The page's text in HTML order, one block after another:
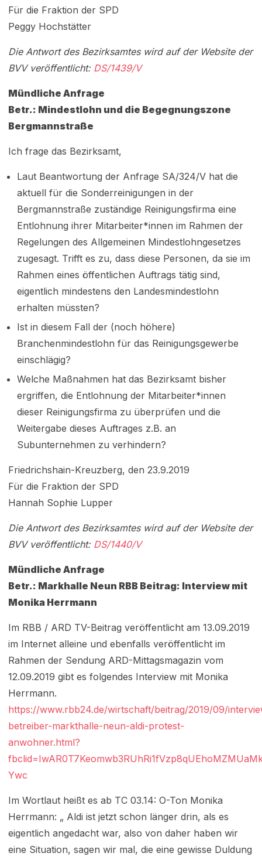
Für die Fraktion der SPD
Peggy Hochstätter
Die Antwort des Bezirksamtes wird auf der Website der
BVV veröffentlicht: DS/1439/V
Mündliche Anfrage
Betr.: Mindestlohn und die Begegnungszone
Bergmannstraße
Ich frage das Bezirksamt,
Laut Beantwortung der Anfrage SA/324/V hat die
aktuell für die Sonderreinigungen in der
Bergmannstraße zuständige Reinigungsfirma eine
Entlohnung ihrer Mitarbeiter*innen im Rahmen der
Regelungen des Allgemeinen Mindestlohngesetzes
zugesagt. Trifft es zu, dass diese Personen, da sie im
Rahmen eines öffentlichen Auftrags tätig sind,
eigentlich mindestens den Landesmindestlohn
erhalten müssten?
Ist in diesem Fall der (noch höhere)
Branchenmindestlohn für das Reinigungsgewerbe
einschlägig?
Welche Maßnahmen hat das Bezirksamt bisher
ergriffen, die Entlohnung der Mitarbeiter*innen
dieser Reinigungsfirma zu überprüfen und die
Weitergabe dieses Auftrages z.B. an
Subunternehmen zu verhindern?
Friedrichshain-Kreuzberg, den 23.9.2019
Für die Fraktion der SPD
Hannah Sophie Lupper
Die Antwort des Bezirksamtes wird auf der Website der
BVV veröffentlicht: DS/1440/V
Mündliche Anfrage
Betr.: Markhalle Neun RBB Beitrag: Interview mit
Monika Herrmann
Im RBB / ARD TV-Beitrag veröffentlicht am 13.09.2019
im Internet alleine und ebenfalls veröffentlicht im
Rahmen der Sendung ARD-Mittagsmagazin vom
12.09.2019 gibt es folgendes Interview mit Monika
Herrmann.
https://www.rbb24.de/wirtschaft/beitrag/2019/09/
betreiber-markthalle-neun-aldi-protest-
anwohner.html?
Ywc
Im Wortlaut heißt es ab TC 03.14: O-Ton Monika
Herrmann: „ Aldi ist jetzt schon länger drin, als es
eigentlich angedacht war, also von daher haben wir
eine Situation, sagen wir mal, die eine gewisse Duldung